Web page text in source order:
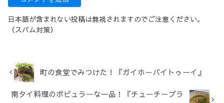
日本語が含まれない投稿は無視されますのでご注意ください。
（スパム対策）
町の食堂でみつけた！『ガイホーバイトゥーイ』
南タイ料理のポピュラーな一品！『チューチープラ